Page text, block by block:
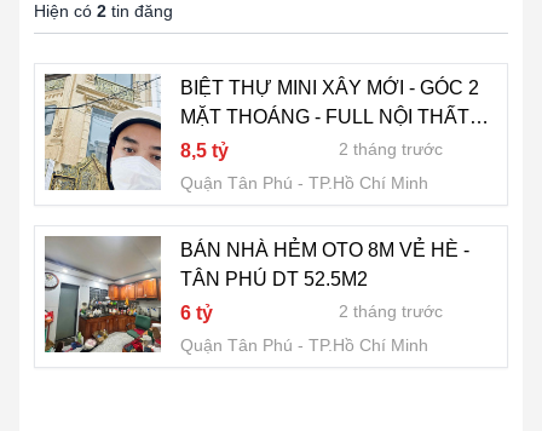
Hiện có 2 tin đăng
BIỆT THỰ MINI XÂY MỚI - GÓC 2
MẶT THOÁNG - FULL NỘI THẤT
CAO CẤP - MẶT TIỀN TÂN PHÚ
8,5 tỷ
2 tháng trước
Quận Tân Phú
TP.Hồ Chí Minh
BÁN NHÀ HẺM OTO 8M VẺ HÈ -
TÂN PHÚ DT 52.5M2
6 tỷ
2 tháng trước
Quận Tân Phú
TP.Hồ Chí Minh